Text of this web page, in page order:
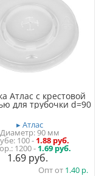
Атлас с крестовой
для трубочки d=90
▸ Атлас
Диаметр: 90 мм
100- 1.88 руб.
1200 - 1.69 руб.
1.69
Опт от 1.40